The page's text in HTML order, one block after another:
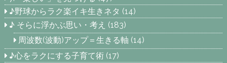
♪野球からラク楽イキ生きネタ (14)
♪ そらに浮かぶ思い・考え (183)
周波数(波動)アップ＝生きる軸 (14)
♪心をラクにする子育て術 (17)